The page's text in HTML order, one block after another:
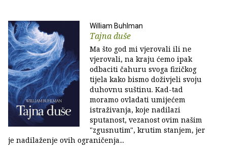
William Buhlman
Tajna duše
Ma što god mi vjerovali ili ne
vjerovali, na kraju ćemo ipak
odbaciti čahuru svoga fizičkog
tijela kako bismo doživjeli svoju
duhovnu suštinu. Kad-tad
moramo ovladati umijećem
istraživanja, koje nadilazi
sputanost, vezanost ovim našim
"zgusnutim", krutim stanjem, jer
je nadilaženje ovih ograničenja...